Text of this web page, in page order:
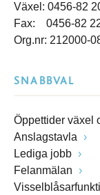
Växel: 0456-82
Fax: 0456-82
Org.nr: 212000-
SNABBVAL
Öppettider växel
Anslagstavla
Lediga jobb
Felanmälan